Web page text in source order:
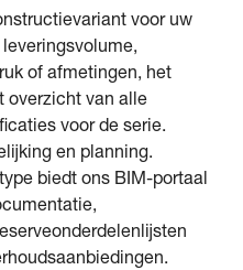
voor uw
of afmetingen, het
overzicht van alle
voor de serie.
en planning.
biedt ons BIM-portaal